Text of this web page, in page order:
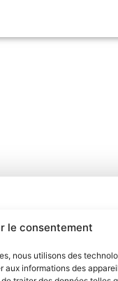
le consentement
nous utilisons des
informations des